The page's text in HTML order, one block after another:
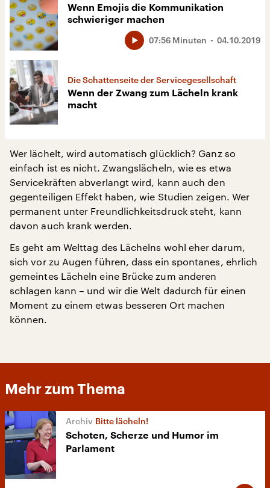
Wenn Emojis die Kommunikation
schwieriger machen
04.10.2019
07:56 Minuten
Die Schattenseite der Servicegesellschaft
Wenn der Zwang zum Lächeln krank
macht
Wer lächelt, wird automatisch glücklich? Ganz so
einfach ist es nicht. Zwangslächeln, wie es etwa
Servicekräften abverlangt wird, kann auch den
gegenteiligen Effekt haben, wie Studien zeigen. Wer
permanent unter Freundlichkeitsdruck steht, kann
davon auch krank werden.
Es geht am Welttag des Lächelns wohl eher darum,
sich vor zu Augen führen, dass ein spontanes, ehrlich
gemeintes Lächeln eine Brücke zum anderen
schlagen kann – und wir die Welt dadurch für einen
Moment zu einem etwas besseren Ort machen
können.
Mehr zum Thema
Bitte lächeln!
Schoten, Scherze und Humor im
Parlament